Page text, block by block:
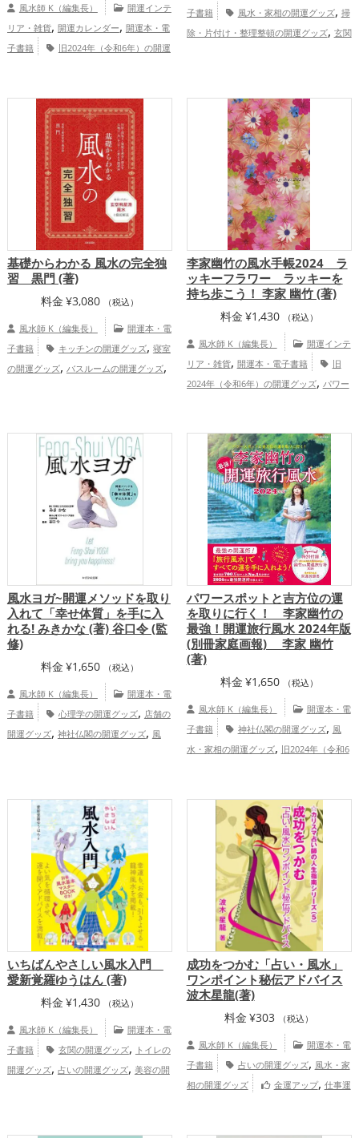
風水師 K（編集長）
開運インテ
リア・雑貨, 開運カレンダー, 開運本・電
子書籍
旧2024年（令和6年）の開運
子書籍
風水・家相の開運グッズ, 掃
除・片付け・整理整頓の開運グッズ, 玄関
家庭運・家族運アップ,
全体運アップ
基礎からわかる 風水の完全独
習 黒門 (著)
料金 ¥3,080 （税込）
風水師 K（編集長）
開運本・電
子書籍
キッチンの開運グッズ, 寝室
の開運グッズ, バスルームの開運グッズ,
金運アップ,仕事運アップ ,健康運
家庭運・家族運アップ,
李家幽竹の風水手帳2024 ラ
ッキーフラワー ラッキーを
持ち歩こう！ 李家 幽竹 (著)
料金 ¥1,430 （税込）
風水師 K（編集長）
開運インテ
リア・雑貨, 開運本・電子書籍
旧
2024年（令和6年）の開運グッズ, パワー
運アップ,結婚運アップ,仕事運アップ
総合運・全体運アップ
風水ヨガ~開運メソッドを取り
入れて「幸せ体質」を手に入
れる! みきかな (著) 谷口令 (監
修)
料金 ¥1,650 （税込）
風水師 K（編集長）
開運本・電
子書籍
心理学の開運グッズ, 店舗の
開運グッズ, 神社仏閣の開運グッズ, 風
パワースポットと吉方位の運
を取りに行く！ 李家幽竹の
最強！開運旅行風水 2024年版
(別冊家庭画報) 李家 幽竹
(著)
料金 ¥1,650 （税込）
風水師 K（編集長）
開運本・電
子書籍
神社仏閣の開運グッズ, 風
水・家相の開運グッズ, 旧2024年（令和6
運アップ, 結婚運アップ ,金運アップ
, 健康運アップ,家庭運・家族
運アップ,総合運・全体運アップ
いちばんやさしい風水入門
愛新覚羅ゆうはん (著)
料金 ¥1,430 （税込）
風水師 K（編集長）
開運本・電
子書籍
玄関の開運グッズ, トイレの
開運グッズ, 占いの開運グッズ, 美容の開
成功をつかむ「占い・風水」
ワンポイント秘伝アドバイス
波木星龍(著)
料金 ¥303 （税込）
風水師 K（編集長）
開運本・電
子書籍
占いの開運グッズ, 風水・家
相の開運グッズ
金運アップ, 仕事運